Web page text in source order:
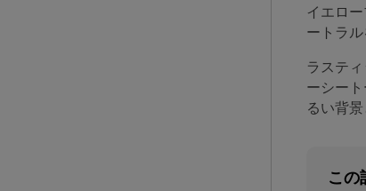
イエロ
ートラ
ラステ
ーシー
るい背
この